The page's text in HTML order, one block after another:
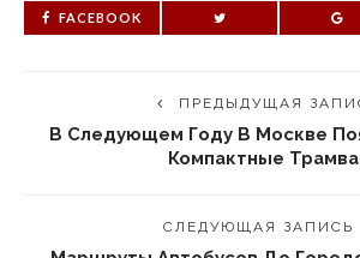
FACEBOOK
ПРЕДЫДУЩАЯ
В Следующем Году В Москве
Компактные
СЛЕДУЮЩАЯ ЗАПИСЬ